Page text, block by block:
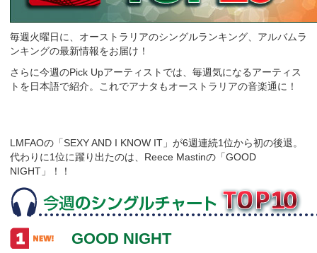
毎週火曜日に、オーストラリアのシングルランキング、アルバムラ
ンキングの最新情報をお届け！
さらに今週のPick Upアーティストでは、毎週気になるアーティス
トを日本語で紹介。これでアナタもオーストラリアの音楽通に！
LMFAOの「SEXY AND I KNOW IT」が6週連続1位から初の後退。
代わりに1位に躍り出たのは、Reece Mastinの「GOOD
NIGHT」！！
GOOD NIGHT